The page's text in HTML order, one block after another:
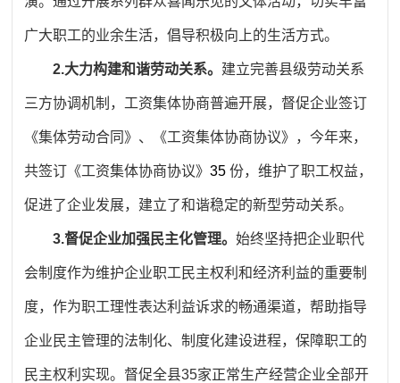
广大职工的业余生活，倡导积极向上的生活方式。
2.大力构建和谐劳动关系。 建立完善县级劳动关系
三方协调机制，工资集体协商普遍开展，督促企业签订
《集体劳动合同》、《工资集体协商协议》，今年来，
共签订《工资集体协商协议》35份，维护了职工权益，
促进了企业发展，建立了和谐稳定的新型劳动关系。
3.督促企业加强民主化管理。始终坚持把企业职代
会制度作为维护企业职工民主权利和经济利益的重要制
度，作为职工理性表达利益诉求的畅通渠道，帮助指导
企业民主管理的法制化、制度化建设进程，保障职工的
民主权利实现。督促全县35家正常生产经营企业全部开